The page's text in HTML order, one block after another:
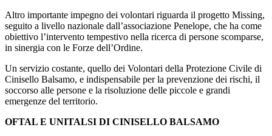
Altro importante impegno dei volontari riguarda il progetto Missing,
seguito a livello nazionale dall’associazione Penelope, che ha come
obiettivo l’intervento tempestivo nella ricerca di persone scomparse,
in sinergia con le Forze dell’Ordine.
Un servizio costante, quello dei Volontari della Protezione Civile di
Cinisello Balsamo, e indispensabile per la prevenzione dei rischi, il
soccorso alle persone e la risoluzione delle piccole e grandi
emergenze del territorio.
OFTAL E UNITALSI DI CINISELLO BALSAMO